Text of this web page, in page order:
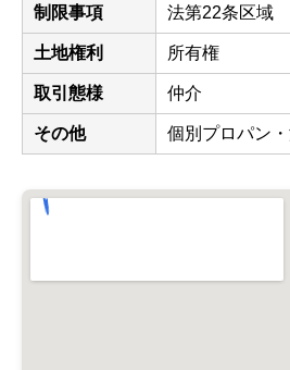
制限事項 法第22条区域
土地権利 所有権
取引態様 仲介
その他 個別プロパン